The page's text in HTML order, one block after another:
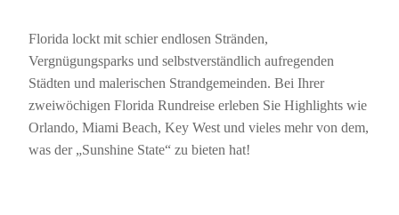
Florida lockt mit schier endlosen Stränden,
Vergnügungsparks und selbstverständlich aufregenden
Städten und malerischen Strandgemeinden. Bei Ihrer
zweiwöchigen Florida Rundreise erleben Sie Highlights wie
Orlando, Miami Beach, Key West und vieles mehr von dem,
was der „Sunshine State“ zu bieten hat!